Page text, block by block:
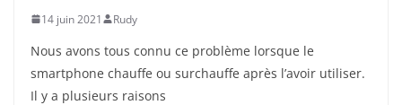
14 juin 2021 Rudy
Nous avons tous connu ce problème lorsque le
smartphone chauffe ou surchauffe après l’avoir utiliser.
Il y a plusieurs raisons